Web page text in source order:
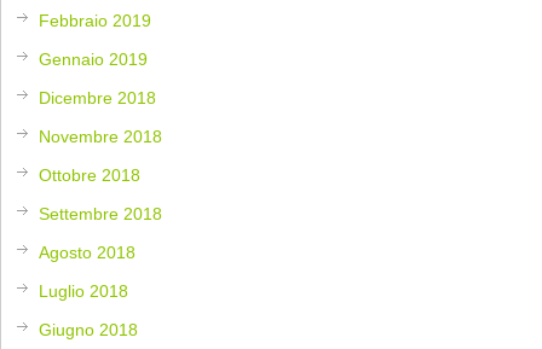
Febbraio 2019
Gennaio 2019
Dicembre 2018
Novembre 2018
Ottobre 2018
Settembre 2018
Agosto 2018
Luglio 2018
Giugno 2018